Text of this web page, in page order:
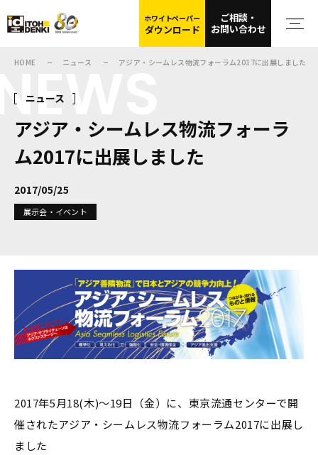
ホワイトペーパー
ダウンロード
ご相談・
お問い合わせ
HOME ニュース アジア・シームレス物流フォーラム2017に出展しました
ニュース
アジア・シームレス物流フォーラ
ム2017に出展しました
2017/05/25
展示会・イベント
2017年5月18(木)～19日（金）に、東京流通センターで開
催されたアジア・シームレス物流フォーラム2017に出展し
ました